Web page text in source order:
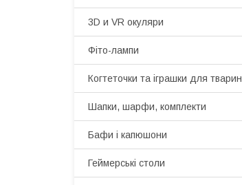
3D и VR окуляри
Фіто-лампи
Когтеточки та іграшки для тварин
Шапки, шарфи, комплекти
Бафи і капюшони
Геймерські столи